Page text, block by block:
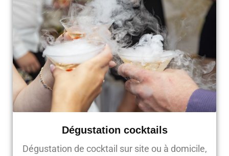
Dégustation cocktails
Dégustation de cocktail sur site ou à domicile,